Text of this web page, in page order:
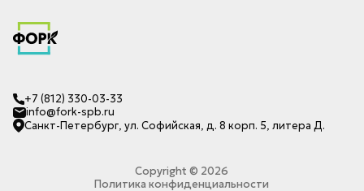
+7 (812) 330-03-33
info@fork-spb.ru
Санкт-Петербург, ул. Софийская, д. 8 корп. 5, литера Д.
Copyright © 2026
Политика конфиденциальности